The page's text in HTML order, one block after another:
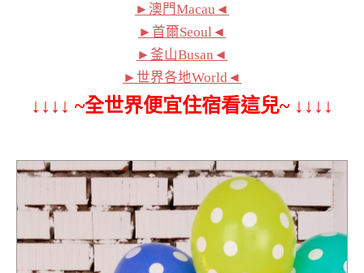
►澳門Macau◄
►首爾Seoul◄
►釜山Busan◄
►世界各地World◄
↓↓↓↓ ~全世界便宜住宿看這兒~ ↓↓↓↓